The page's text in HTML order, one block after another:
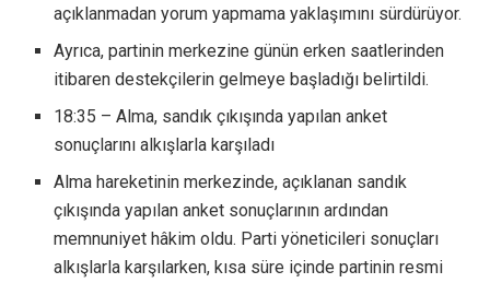
açıklanmadan yorum yapmama yaklaşımını sürdürüyor.
Ayrıca, partinin merkezine günün erken saatlerinden
itibaren destekçilerin gelmeye başladığı belirtildi.
18:35 – Alma, sandık çıkışında yapılan anket
sonuçlarını alkışlarla karşıladı
Alma hareketinin merkezinde, açıklanan sandık
çıkışında yapılan anket sonuçlarının ardından
memnuniyet hâkim oldu. Parti yöneticileri sonuçları
alkışlarla karşılarken, kısa süre içinde partinin resmi